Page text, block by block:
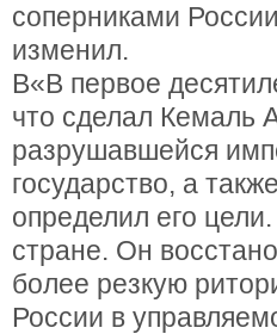
соперниками
изменил.
В«В первое
что сделал Кемаль
разрушавшейся
государство, а
определил его
стране. Он
более резкую
России в